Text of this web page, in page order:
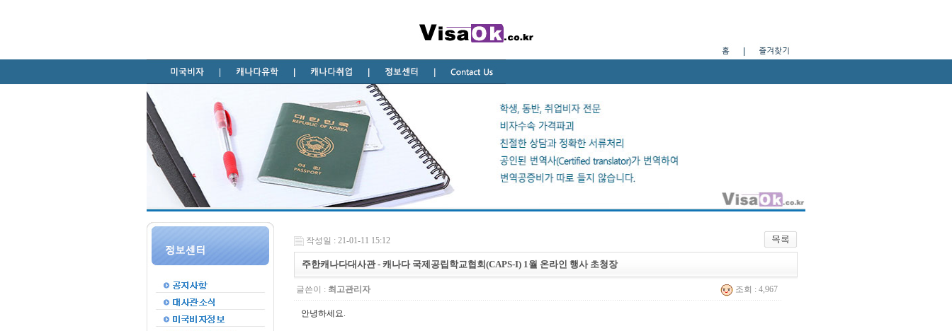
작성일 : 21-01-11 15:12
주한캐나다대사관 - 캐나다 국제공립학교협회(CAPS-I) 1월 온라인 행사 초청장
글쓴이 : 최고관리자 조회 : 4,967
안녕하세요.